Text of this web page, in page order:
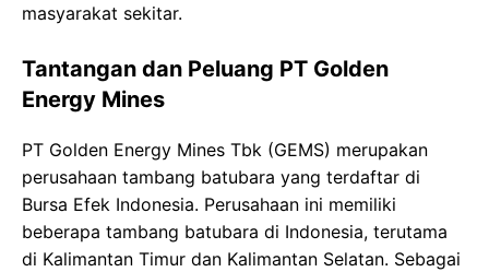
masyarakat sekitar.
Tantangan dan Peluang PT Golden
Energy Mines
PT Golden Energy Mines Tbk (GEMS) merupakan
perusahaan tambang batubara yang terdaftar di
Bursa Efek Indonesia. Perusahaan ini memiliki
beberapa tambang batubara di Indonesia, terutama
di Kalimantan Timur dan Kalimantan Selatan. Sebagai